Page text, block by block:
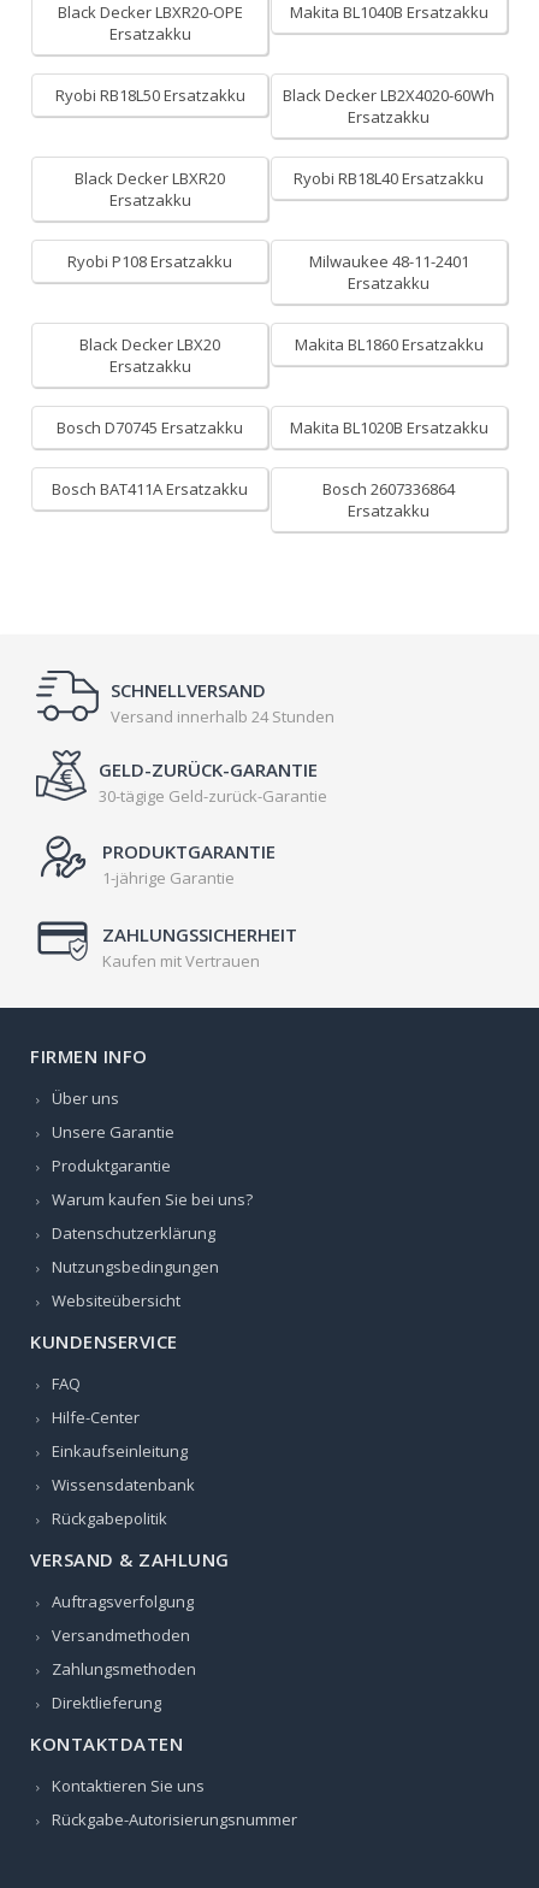
Black Decker LBXR20-OPE
Ersatzakku
Makita BL1040B Ersatzakku
Ryobi RB18L50 Ersatzakku
Black Decker LB2X4020-60Wh
Ersatzakku
Black Decker LBXR20
Ersatzakku
Ryobi RB18L40 Ersatzakku
Ryobi P108 Ersatzakku
Milwaukee 48-11-2401
Ersatzakku
Black Decker LBX20
Ersatzakku
Makita BL1860 Ersatzakku
Bosch D70745 Ersatzakku Makita BL1020B Ersatzakku
Bosch BAT411A Ersatzakku
Bosch 2607336864
Ersatzakku
SCHNELLVERSAND
Versand innerhalb 24 Stunden
GELD-ZURÜCK-GARANTIE
30-tägige Geld-zurück-Garantie
PRODUKTGARANTIE
1-jährige Garantie
ZAHLUNGSSICHERHEIT
Kaufen mit Vertrauen
FIRMEN INFO
Über uns
Unsere Garantie
Produktgarantie
Warum kaufen Sie bei uns?
Datenschutzerklärung
Nutzungsbedingungen
Websiteübersicht
KUNDENSERVICE
FAQ
Hilfe-Center
Einkaufseinleitung
Wissensdatenbank
Rückgabepolitik
VERSAND & ZAHLUNG
Auftragsverfolgung
Versandmethoden
Zahlungsmethoden
Direktlieferung
KONTAKTDATEN
Kontaktieren Sie uns
Rückgabe-Autorisierungsnummer